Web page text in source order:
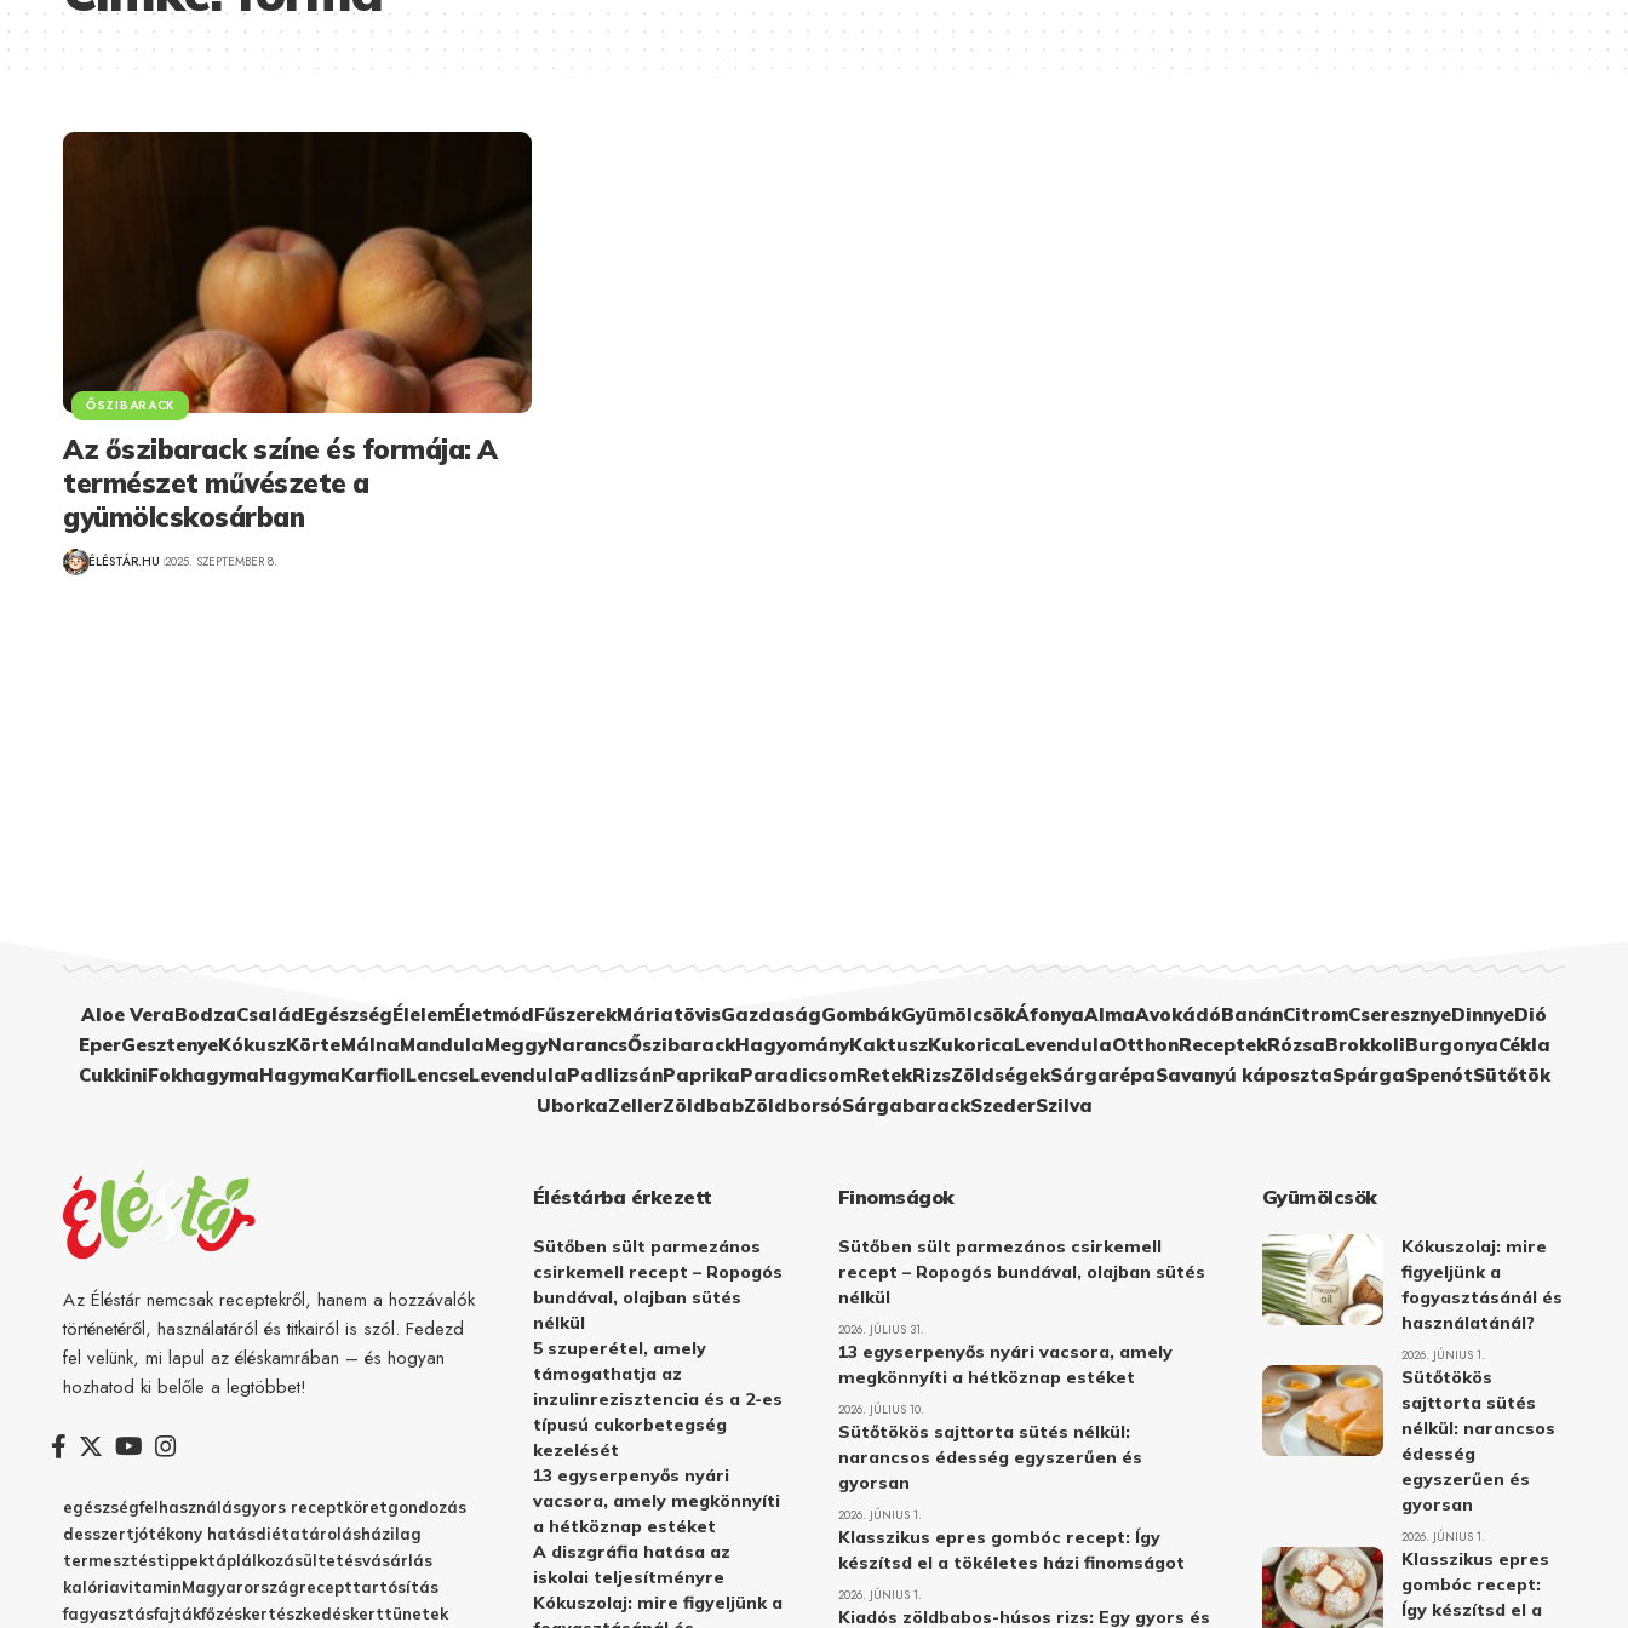
ŐSZIBARACK
Az őszibarack színe és formája: A
természet művészete a
gyümölcskosárban
ÉLÉSTÁR.HU 2025. SZEPTEMBER 8.
Aloe VeraBodzaCsaládEgészségÉlelemÉletmódFűszerekMáriatövisGazdaságGombákGyümölcsökÁfonyaAlmaAvokádóBanánCitromCseresznyeDinnyeDió
EperGesztenyeKókuszKörteMálnaMandulaMeggyNarancsŐszibarackHagyományKaktuszKukoricaLevendulaOtthonReceptekRózsaBrokkoliBurgonyaCékla
CukkiniFokhagymaHagymaKarfiolLencseLevendulaPadlizsánPaprikaParadicsomRetekRizsZöldségekSárgarépaSavanyú káposztaSpárgaSpenótSütőtök
UborkaZellerZöldbabZöldborsóSárgabarackSzederSzilva
Az Éléstár nemcsak receptekről, hanem a hozzávalók
történetéről, használatáról és titkairól is szól. Fedezd
fel velünk, mi lapul az éléskamrában – és hogyan
hozhatod ki belőle a legtöbbet!
egészségfelhasználásgyors receptköretgondozás
desszertjótékony hatásdiétatárolásházilag
termesztéstippektáplálkozásültetésvásárlás
kalóriavitaminMagyarországrecepttartósítás
fagyasztásfajtákfőzéskertészkedéskerttünetek
Éléstárba érkezett
Sütőben sült parmezános
csirkemell recept – Ropogós
bundával, olajban sütés
nélkül
5 szuperétel, amely
támogathatja az
inzulinrezisztencia és a 2-es
típusú cukorbetegség
kezelését
13 egyserpenyős nyári
vacsora, amely megkönnyíti
a hétköznap estéket
A diszgráfia hatása az
iskolai teljesítményre
Kókuszolaj: mire figyeljünk a
Finomságok
Sütőben sült parmezános csirkemell
recept – Ropogós bundával, olajban sütés
nélkül
2026. JÚLIUS 31.
13 egyserpenyős nyári vacsora, amely
megkönnyíti a hétköznap estéket
2026. JÚLIUS 10.
Sütőtökös sajttorta sütés nélkül:
narancsos édesség egyszerűen és
gyorsan
2026. JÚNIUS 1.
Klasszikus epres gombóc recept: Így
készítsd el a tökéletes házi finomságot
2026. JÚNIUS 1.
Kiadós zöldbabos-húsos rizs: Egy gyors és
Gyümölcsök
Kókuszolaj: mire
figyeljünk a
fogyasztásánál és
használatánál?
2026. JÚNIUS 1.
Sütőtökös
sajttorta sütés
nélkül: narancsos
édesség
egyszerűen és
gyorsan
2026. JÚNIUS 1.
Klasszikus epres
gombóc recept:
Így készítsd el a